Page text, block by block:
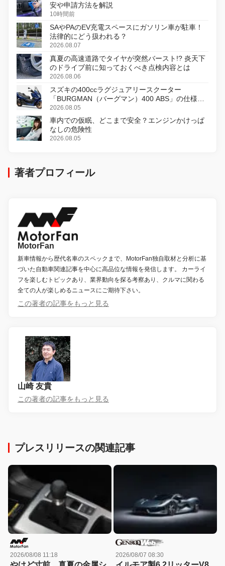
安や申請方法を解説
10時間前
SAやPAのEV充電スペースにガソリン車が駐車！
法律的にどう扱われる？
2026.08.07
真夏の高速道路でタイヤが突然バースト!? 炎天下
のドライブ前に知っておくべき点検内容とは
2026.08.06
スズキの400ccラグジュアリースクーター
「BURGMAN（バーグマン）400 ABS」の仕様を
変更し、8月18日に発売
2026.08.05
車内での仮眠、どこまで安全？エンジンかけっぱ
なしの危険性
2026.08.05
著者プロフィール
MotorFan
新車情報から歴代名車のスペックまで、MotorFan独自取材と分析に基
づいた自動車関連記事を中心に高品位な情報を発信します。 カーライ
フを楽しむトピックあり、業界動向を探る考察あり、クルマに関わる
全ての人が楽しめるニュースにご期待下さい。
この著者の記事をもっと見る
山崎 友貴
この著者の記事をもっと見る
プレスリリースの関連記事
2026/08/08 11:18 2026/08/07 08:30